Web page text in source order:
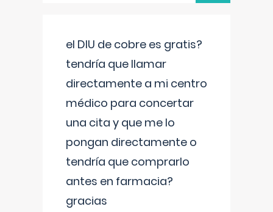
el DIU de cobre es gratis?
tendría que llamar
directamente a mi centro
médico para concertar
una cita y que me lo
pongan directamente o
tendría que comprarlo
antes en farmacia?
gracias